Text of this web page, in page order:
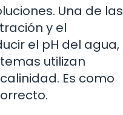
Una de las
y el
el pH del agua,
utilizan
Es como